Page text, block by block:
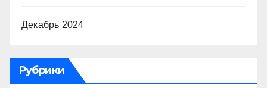
Декабрь 2024
Рубрики